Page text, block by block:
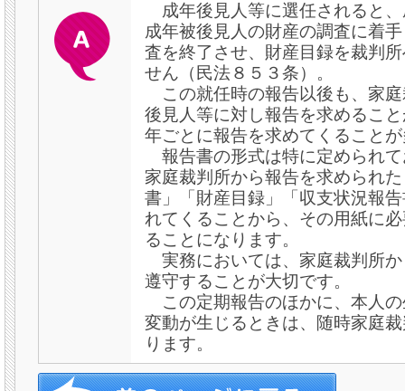
成年後見人等に選任されると
成年被後見人の財産の調査に着
査を終了させ、財産目録を裁判
せん（民法８５３条）。
この就任時の報告以後も、家
後見人等に対し報告を求めるこ
年ごとに報告を求めてくること
報告書の形式は特に定められ
家庭裁判所から報告を求められ
書」「財産目録」「収支状況報
れてくることから、その用紙に
ることになります。
実務においては、家庭裁判所
遵守することが大切です。
この定期報告のほかに、本人
変動が生じるときは、随時家庭
ります。